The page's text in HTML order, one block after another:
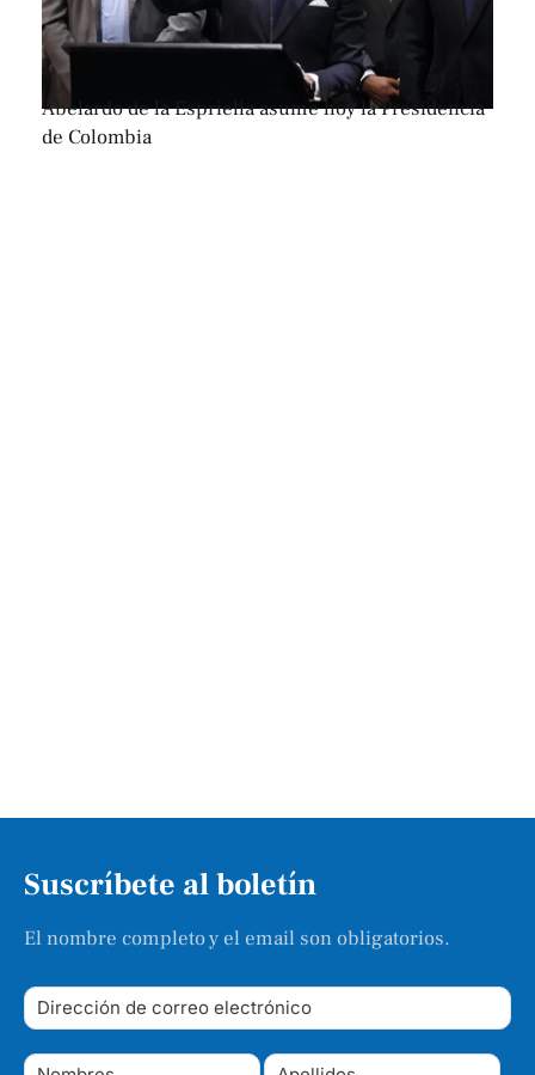
Abelardo de la Espriella asume hoy la Presidencia
de Colombia
Suscríbete al boletín
El nombre completo y el email son obligatorios.